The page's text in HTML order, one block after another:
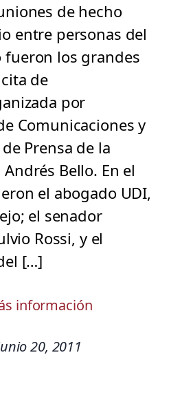
de hecho
entre personas del
fueron los grandes
de
por
Comunicaciones y
Prensa de la
Bello. En el
el abogado UDI,
el senador
Rossi, y el
[…]
información
20, 2011